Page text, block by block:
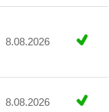
8.08.2026
8.08.2026